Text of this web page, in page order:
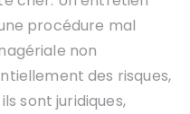
procédure mal
non
des risques,
sont juridiques,